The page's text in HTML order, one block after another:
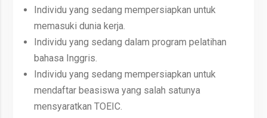
Individu yang sedang mempersiapkan untuk
memasuki dunia kerja.
Individu yang sedang dalam program pelatihan
bahasa Inggris.
Individu yang sedang mempersiapkan untuk
mendaftar beasiswa yang salah satunya
mensyaratkan TOEIC.